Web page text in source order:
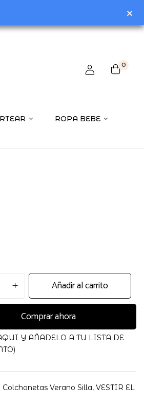
0
ROPA BEBE
Añadir al carrito
Comprar ahora
Y AÑADELO A TU LISTA DE
Colchonetas Verano Silla,VESTIR EL